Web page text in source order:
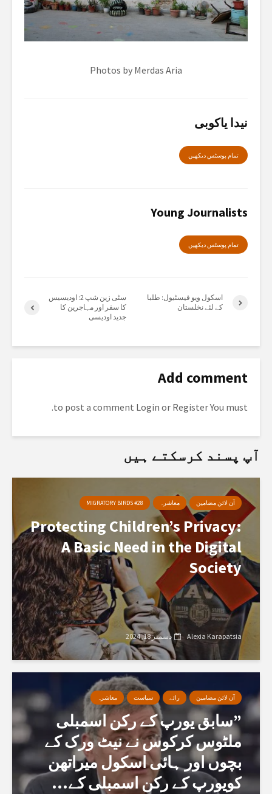
Photos by Merdas Aria
نیدا یاکوبی
تمام پوسٹس دیکھیں
Young Journalists
تمام پوسٹس دیکھیں
سٹی زین شپ 2: اودیسیس
کا سفر اور مہاجرین کا
جدید اودیسی
اسکول ویو فیسٹیول: طلبا
کے لئے نخلستان
Add comment
You must
Register
Login
آپ پسند کرسکتے ہیں
آن لائن مضامین معاشرہ MIGRATORY BIRDS #28
Protecting Children’s Privacy:
A Basic Need in the Digital
Society
Alexia Karapatsia دسمبر 18, 2024
آن لائن مضامین رائے سیاست معاشرہ
”سابق یورپ کے رکن اسمبلی
ملٹوس کرکوس نے نیٹ ورک کے
بچوں اور ہائی اسکول میراتھن
کویورپ کے رکن اسمبلی کے...